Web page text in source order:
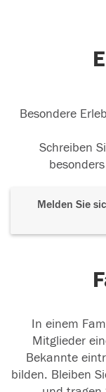
Besondere
Schreiben
Melden Sie
In einem
Mitglieder
Bekannte
bilden. Bleiben